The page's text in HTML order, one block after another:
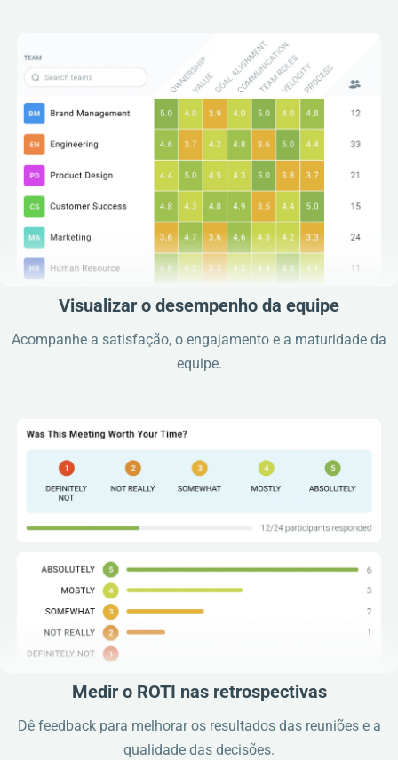
Visualizar o desempenho da equipe
Acompanhe a satisfação, o engajamento e a maturidade da
equipe.
Medir o ROTI nas retrospectivas
Dê feedback para melhorar os resultados das reuniões e a
qualidade das decisões.